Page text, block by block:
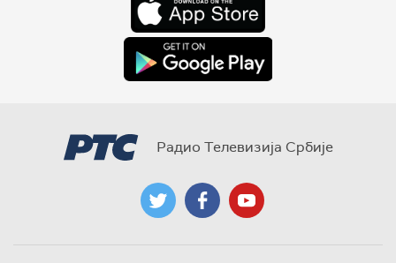
Радио Телевизија Србије